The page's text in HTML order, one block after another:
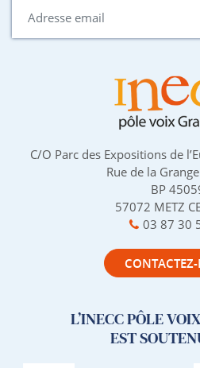
C/O Parc des Expositions de
Rue de la
BP
57072 METZ
03 87 30
L’INECC PÔLE
EST